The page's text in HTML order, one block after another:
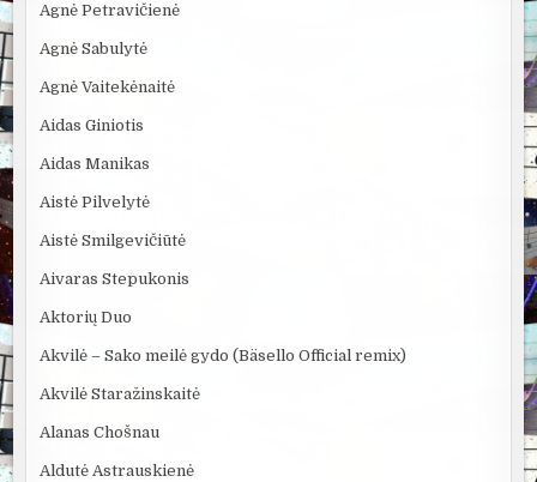
Agnė Petravičienė
Agnė Sabulytė
Agnė Vaitekėnaitė
Aidas Giniotis
Aidas Manikas
Aistė Pilvelytė
Aistė Smilgevičiūtė
Aivaras Stepukonis
Aktorių Duo
Akvilė – Sako meilė gydo (Bäsello Official remix)
Akvilė Staražinskaitė
Alanas Chošnau
Aldutė Astrauskienė